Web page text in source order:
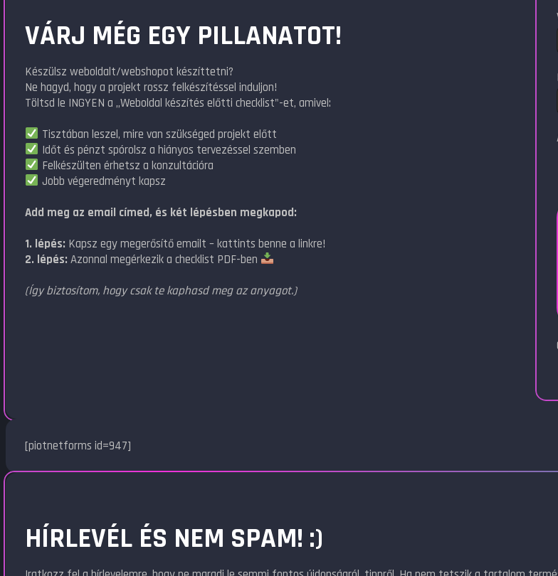
VÁRJ MÉG EGY PILLANATOT!
Készülsz weboldalt/webshopot készíttetni?
Ne hagyd, hogy a projekt rossz felkészítéssel induljon!
Töltsd le INGYEN a „Weboldal készítés előtti checklist"-et, amivel:
Tisztában leszel, mire van szükséged projekt előtt
Időt és pénzt spórolsz a hiányos tervezéssel szemben
Felkészülten érhetsz a konzultációra
Jobb végeredményt kapsz
Add meg az email címed, és két lépésben megkapod:
1. lépés: Kapsz egy megerősítő emailt – kattints benne a linkre!
2. lépés: Azonnal megérkezik a checklist PDF-ben
(Így biztosítom, hogy csak te kaphasd meg az anyagot.)
[piotnetforms id=947]
HÍRLEVÉL ÉS NEM SPAM! :)